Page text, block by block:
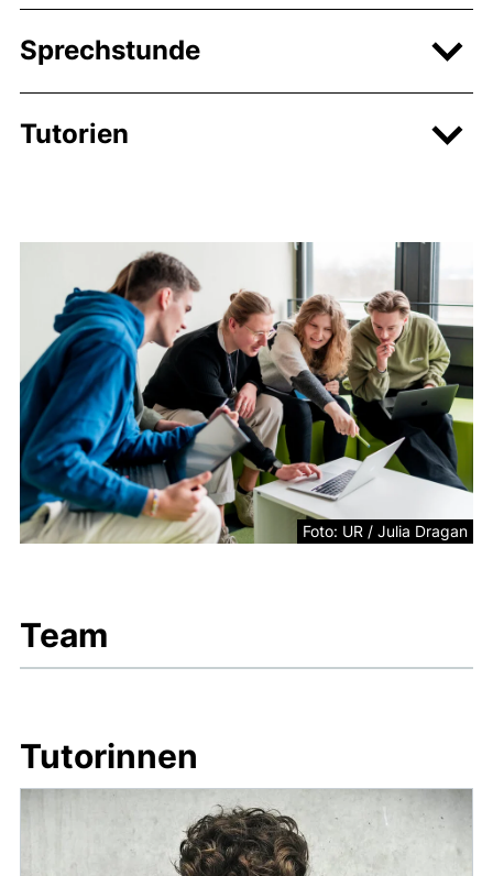
Sprechstunde
Tutorien
Foto: UR / Julia Dragan
Team
Tutorinnen